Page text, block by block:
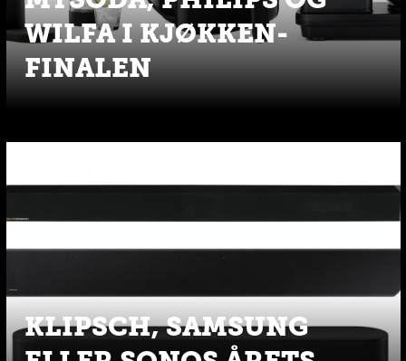
WILFA I KJØKKEN-
FINALEN
KLIPSCH, SAMSUNG